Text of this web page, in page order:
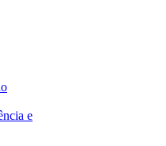
e